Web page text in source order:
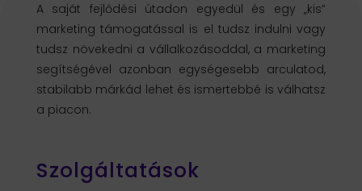
A saját fejlődési útadon egyedül és egy „kis”
marketing támogatással is el tudsz indulni vagy
tudsz növekedni a vállalkozásoddal, a marketing
segítségével azonban egységesebb arculatod,
stabilabb márkád lehet és ismertebbé is válhatsz
a piacon.
Szolgáltatások